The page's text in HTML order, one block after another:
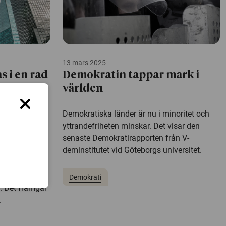
i en rad
i en
Demokratin
Det framgår
13 mars 2025
Demokratin tappar mark i
världen
Demokratiska länder är nu i minoritet och
yttrandefriheten minskar. Det visar den
senaste Demokratirapporten från V-
deminstitutet vid Göteborgs universitet.
Demokrati